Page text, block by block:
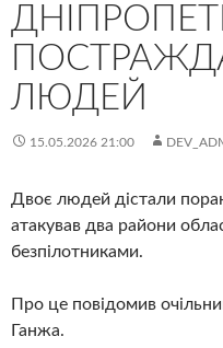
ЛЮДЕЙ
15.05.2026 21:00
Двоє людей дістали
атакував два райони
безпілотниками.
Про це повідомив
Ганжа.